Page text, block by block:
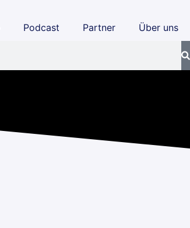
Podcast Partner
Über uns